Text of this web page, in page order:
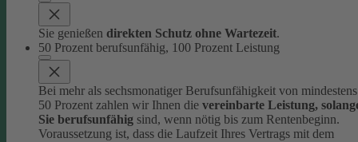
Sie genießen direkten Schutz ohne Wartezeit.
50 Prozent berufsunfähig, 100 Prozent Leistung
Bei mehr als sechsmonatiger Berufsunfähigkeit von mindestens
50 Prozent zahlen wir Ihnen die vereinbarte Leistung,
Sie berufsunfähig sind, wenn nötig bis zum Rentenbeginn.
Voraussetzung ist, dass die Laufzeit Ihres Vertrags mit dem